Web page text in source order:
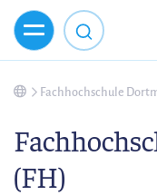
Fachhochschule
(FH)